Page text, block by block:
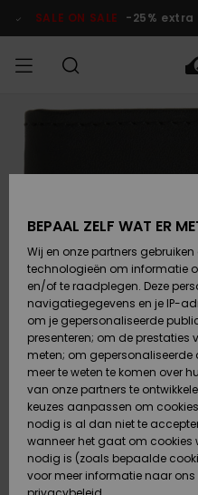
Productinformatie
SALE ON SALE -25%
HEREN
Surf
Snow
JONGENS
Surf
DAMES
Snow
SURF
Surf
SNOW
SALE ON
SALE
Regio- En
Taalinstellingen
BEPAAL ZELF WAT ER
Wij en onze partners
technologieën om informatie
en/of te raadplegen. Deze
navigatiegegevens en je IP-
om je gepersonaliseerde
presenteren; om de prestaties
meten; om gepersonaliseerde
meer te weten te komen over
van onze partners te
keuzes aanpassen om
nodig is al dan niet te
wanneer het gaat om
nodig is (zoals bepaalde
voor meer informatie naar ons